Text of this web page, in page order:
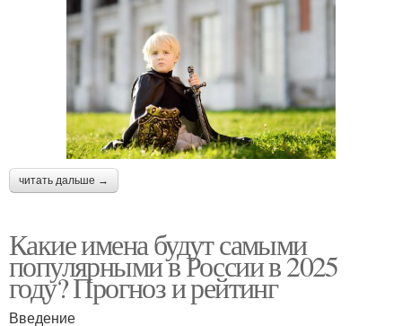
читать дальше →
Какие имена будут самыми
популярными в России в 2025
году? Прогноз и рейтинг
Введение